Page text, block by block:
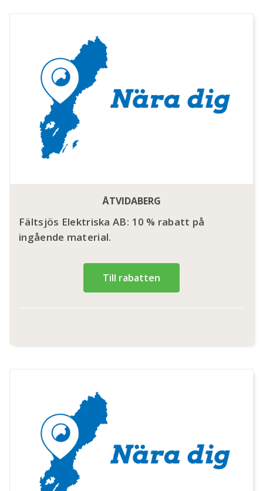
ÅTVIDABERG
Fältsjös Elektriska AB: 10 % rabatt på
ingående material.
Till rabatten